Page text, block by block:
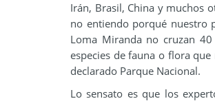
Irán, Brasil, China y muchos
no entiendo porqué nuestro
Loma Miranda no cruzan
especies de fauna o flora
declarado Parque Nacional.
Lo sensato es que los